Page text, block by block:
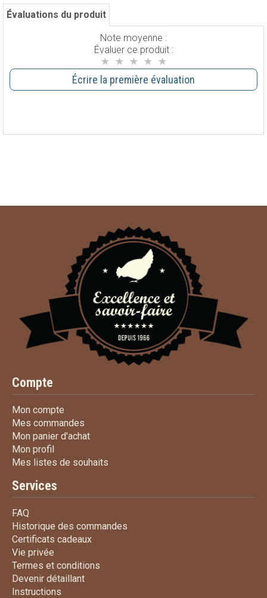
Évaluations du produit
Note moyenne :
Évaluer ce produit :
Écrire la première évaluation
Compte
Mon compte
Mes commandes
Mon panier d'achatMon panier d'achat
Mon profil
Mes listes de souhaits
Services
FAQ
Historique des commandes
Certificats cadeauxCertificats cadeaux
Vie privée
Termes et conditions
Devenir détaillantDevenir détaillant
Instructions